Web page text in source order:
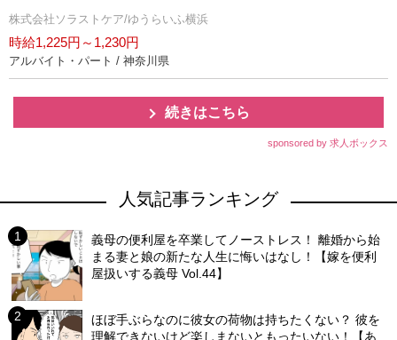
株式会社ソラストケア/ゆうらいふ横浜
時給1,225円～1,230円
アルバイト・パート / 神奈川県
続きはこちら
sponsored by 求人ボックス
人気記事ランキング
義母の便利屋を卒業してノーストレス！ 離婚から始
まる妻と娘の新たな人生に悔いはなし！【嫁を便利
屋扱いする義母 Vol.44】
ほぼ手ぶらなのに彼女の荷物は持ちたくない？ 彼を
理解できないけど楽しまないともったいない！【あ